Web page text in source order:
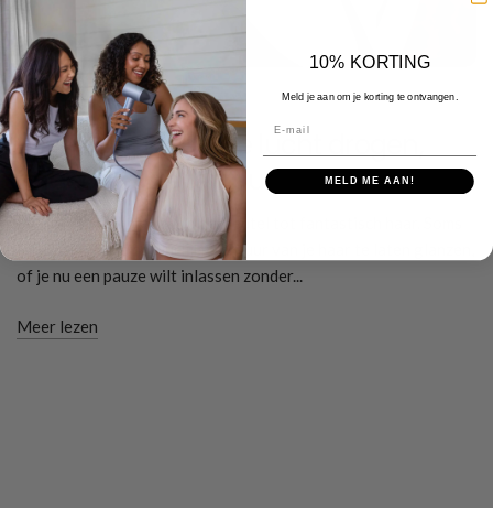
DECEMBER 22 2025
Hoe je haar aan de lucht drogen,
ongeacht de textuur
Een blowout is niet altijd de sleutel tot fantastisch haar. Soms
is het fijn om de natuurlijke textuur van je haar te laten glanzen,
of je nu een pauze wilt inlassen zonder...
Meer lezen
10% KORTING
Meld je aan om je korting te ontvangen.
MELD ME AAN!